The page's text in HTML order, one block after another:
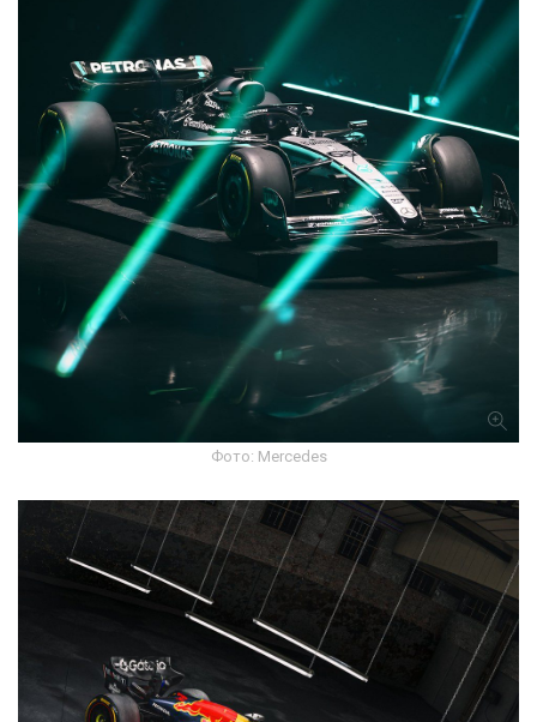
Фото: Mercedes